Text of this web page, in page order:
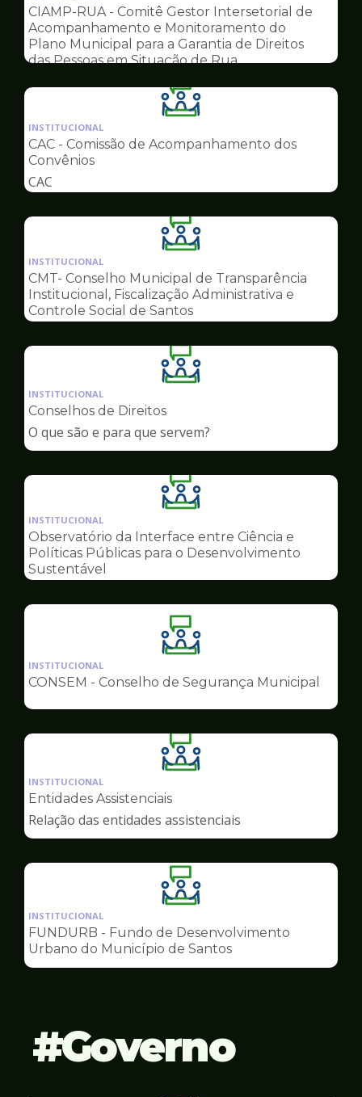
pagina
de
Conselhos
CIAMP-RUA - Comitê Gestor Intersetorial de
Acompanhamento e Monitoramento do
Plano Municipal para a Garantia de Direitos
das Pessoas em Situação de Rua
Ilustração
da
pagina
INSTITUCIONAL
CAC - Comissão de Acompanhamento dos
Convênios
CAC
Ilustração
da
pagina
de
Conselhos
INSTITUCIONAL
CMT- Conselho Municipal de Transparência
Institucional, Fiscalização Administrativa e
Controle Social de Santos
Ilustração
da
Conselhos
INSTITUCIONAL
Conselhos de Direitos
O que são e para que servem?
Ilustração
da
pagina
de
INSTITUCIONAL
Observatório da Interface entre Ciência e
Políticas Públicas para o Desenvolvimento
Sustentável
Ilustração
da
pagina
Conselhos
INSTITUCIONAL
CONSEM - Conselho de Segurança Municipal
Ilustração
da
de
Conselhos
INSTITUCIONAL
Entidades Assistenciais
Relação das entidades assistenciais
Ilustração
da
pagina
de
Conselhos
INSTITUCIONAL
FUNDURB - Fundo de Desenvolvimento
Urbano do Município de Santos
Governo